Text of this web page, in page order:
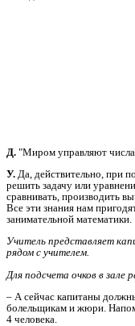
Д. "Миром управляют
У. Да, действительно, при
решить задачу или
сравнивать, производить
Все эти знания нам
занимательной математики.
Учитель представляет
рядом с учителем.
Для подсчета очков в
– А сейчас капитаны
болельщикам и жюри.
4 человека.